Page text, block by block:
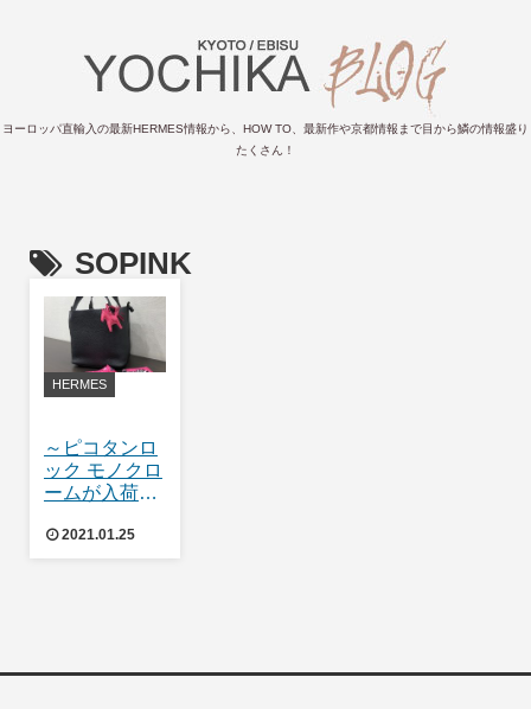
ヨーロッパ直輸入の最新HERMES情報から、HOW TO、最新作や京都情報まで目から鱗の情報盛り
たくさん！
SOPINK
HERMES
～ピコタンロ
ック モノクロ
ームが入荷！
2021.01.25